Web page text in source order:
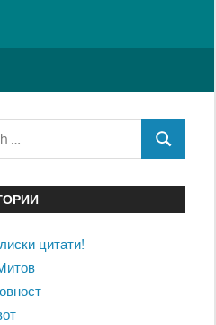
SEARCH
цитати!